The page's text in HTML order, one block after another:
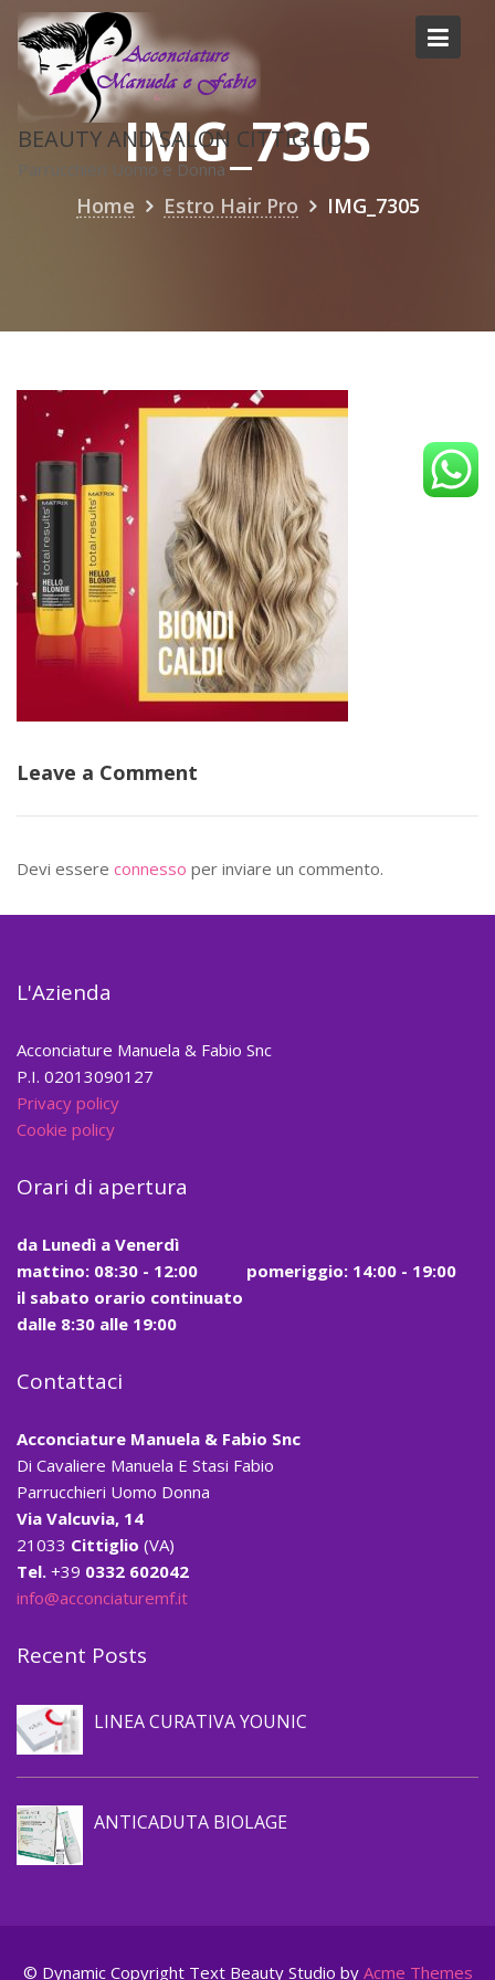
Skip
content
BEAUTY AND SALON CITTIGLIO
Parrucchieri Uomo e DonnaIMG_7305
Home Estro Hair Pro IMG_7305
Leave a Comment
Devi essere connesso per inviare un commento.
L'Azienda
Acconciature Manuela & Fabio Snc
P.I. 02013090127
Privacy policy
Cookie policy
Orari di apertura
da Lunedì a Venerdì
mattino: 08:30 - 12:00
pomeriggio: 14:00 - 19:00
il sabato orario continuato
dalle 8:30 alle 19:00
Contattaci
Acconciature Manuela & Fabio Snc
Di Cavaliere Manuela E Stasi Fabio
Parrucchieri Uomo Donna
Via Valcuvia, 14
21033 Cittiglio (VA)
Tel. +39 0332 602042
info@acconciaturemf.it
Recent PostsPrevenzione caduta capelli
LINEA CURATIVA YOUNIC
ANTICADUTA BIOLAGE
© Dynamic Copyright Text Beauty Studio by Acme Themes